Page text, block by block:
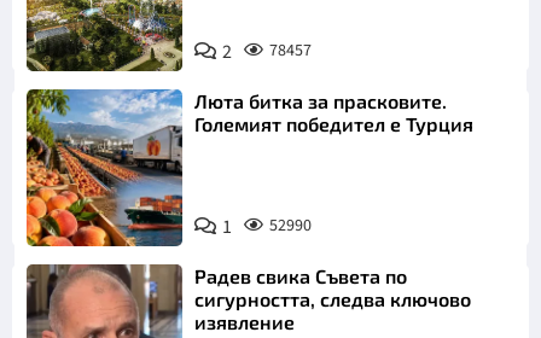
2 78457
Люта битка за прасковите.
Големият победител е Турция
1 52990
Радев свика Съвета по
сигурността, следва ключово
изявление